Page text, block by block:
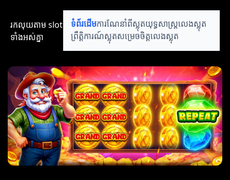
រកលុយតាម​ slot​​
ទាំងអស់គ្នា
ទំព័រដើមការណែនាំពីស្លុតយុទ្ធសាស្ត្រលេងស្លុត
ព្រឹត្តិការណ៍ស្លុតសម្រេចចិត្តលេងស្លុត